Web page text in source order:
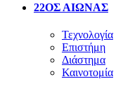
22ΟΣ ΑΙΩΝΑΣ
Τεχνολογία
Επιστήμη
Διάστημα
Καινοτομία